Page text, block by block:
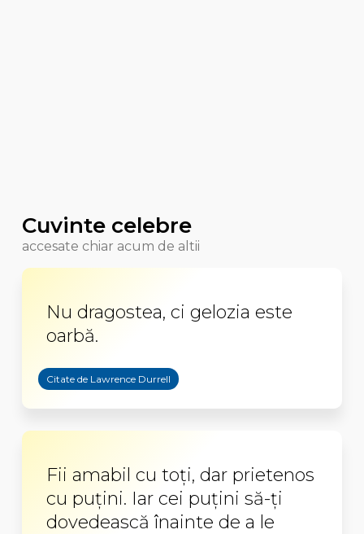
Cuvinte celebre
accesate chiar acum de altii
Nu dragostea, ci gelozia este
oarbă.
Citate de Lawrence Durrell
Fii amabil cu toţi, dar prietenos
cu puţini. Iar cei puţini să-ţi
dovedească înainte de a le